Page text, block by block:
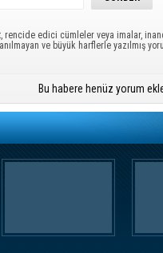
rencide edici cümleler veya imalar,
ve büyük harflerle yazılmış
Bu habere henüz yorum